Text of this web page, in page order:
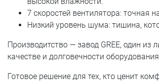
7 скоростей вентилятора: точная
Низкий уровень шума: тишина,
Производитство — завод GREE, один из
качестве и долговечности
Готовое решение для тех, кто ценит